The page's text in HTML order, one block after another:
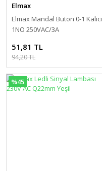
Elmax
Elmax Mandal Buton 0-1 Kalıcı
1NO 250VAC/3A
51,81 TL
94,20 TL
%45